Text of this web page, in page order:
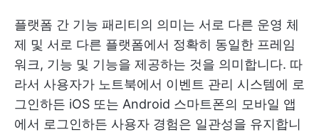
플랫폼 간 기능 패리티의 의미는 서로 다른 운영 체
제 및 서로 다른 플랫폼에서 정확히 동일한 프레임
워크, 기능 및 기능을 제공하는 것을 의미합니다. 따
라서 사용자가 노트북에서 이벤트 관리 시스템에 로
그인하든 iOS 또는 Android 스마트폰의 모바일 앱
에서 로그인하든 사용자 경험은 일관성을 유지합니